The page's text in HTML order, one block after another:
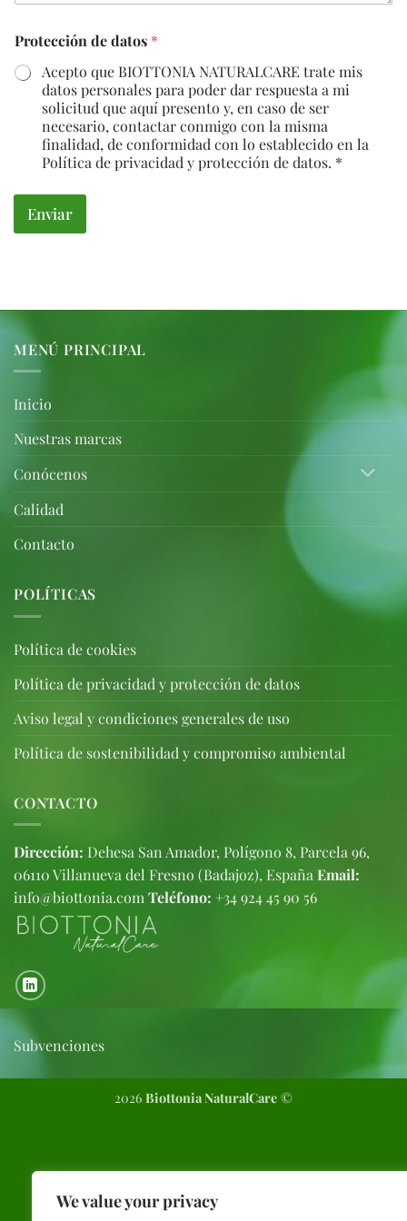
We value your privacy
Protección de datos *
Acepto que BIOTTONIA NATURALCARE trate mis
datos personales para poder dar respuesta a mi
solicitud que aquí presento y, en caso de ser
necesario, contactar conmigo con la misma
finalidad, de conformidad con lo establecido en la
Política de privacidad y protección de datos. *
Enviar
MENÚ PRINCIPAL
Inicio
Nuestras marcas
Conócenos
Calidad
Contacto
POLÍTICAS
Política de cookies
Política de privacidad y protección de datos
Aviso legal y condiciones generales de uso
Política de sostenibilidad y compromiso ambiental
CONTACTO
Dirección: Dehesa San Amador, Polígono 8, Parcela 96,
06110 Villanueva del Fresno (Badajoz), EspañaEmail:
info@biottonia.comTeléfono: +34 924 45 90 56
Subvenciones
2026 Biottonia NaturalCare ©